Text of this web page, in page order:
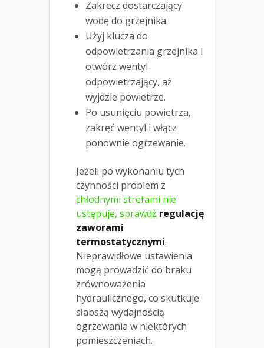
Zakrecz dostarczający
wodę do grzejnika.
Użyj klucza do
odpowietrzania grzejnika i
otwórz wentyl
odpowietrzający, aż
wyjdzie powietrze.
Po usunięciu powietrza,
zakręć wentyl i włącz
ponownie ogrzewanie.
Jeżeli po wykonaniu tych
czynności problem z
chłodnymi strefami nie
ustępuje, sprawdź regulację
zaworami
termostatycznymi.
Nieprawidłowe ustawienia
mogą prowadzić do braku
zrównoważenia
hydraulicznego, co skutkuje
słabszą wydajnością
ogrzewania w niektórych
pomieszczeniach.